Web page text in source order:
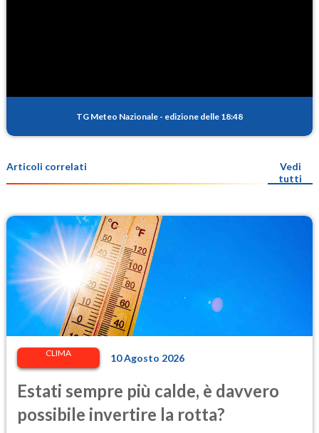
TG Meteo Nazionale - edizione delle 18:48
Articoli correlati
Vedi
tutti
CLIMA 10 Agosto 2026
⁠Estati sempre più calde, è davvero
possibile invertire la rotta?